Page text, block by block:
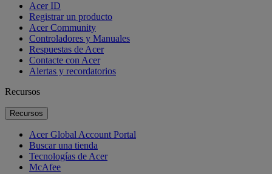
Acer ID
Registrar un producto
Acer Community
Controladores y Manuales
Respuestas de Acer
Contacte con Acer
Alertas y recordatorios
Recursos
Recursos
Acer Global Account Portal
Buscar una tienda
Tecnologías de Acer
McAfee